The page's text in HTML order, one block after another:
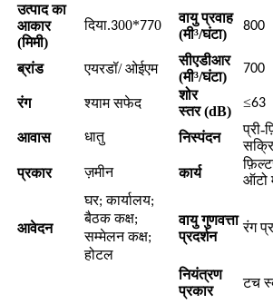
उत्पाद का
आकार
(मिमी)
दिया.300*770
वायु प्रवाह
(मी³/घंटा)
800
ब्रांड एयरडॉ/ ओईएम
सीएडीआर
(मी³/घंटा)
700
रंग श्याम सफेद
शोर
स्तर (dB)
≤63
आवास धातु निस्पंदन
प्री-
प्रकार
ज़मीन कार्य
ऑटो
आवेदन
घर; कार्यालय;
बैठक कक्ष;
सम्मेलन कक्ष;
होटल
वायु गुणवत्ता
प्रदर्शन
रंग
नियंत्रण
प्रकार
टच